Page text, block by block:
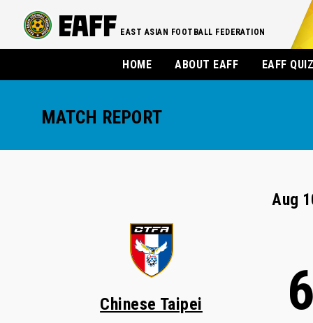
EAST ASIAN FOOTBALL FEDERATION
HOME ABOUT EAFF EAFF
MATCH REPORT
Aug
Chinese Taipei